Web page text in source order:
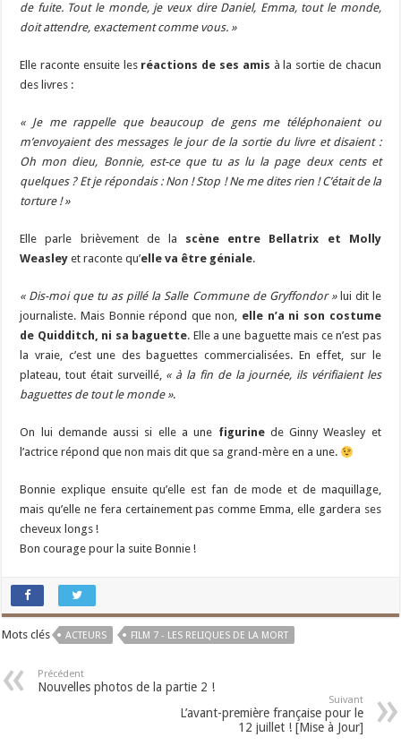
de fuite. Tout le monde, je veux dire Daniel, Emma, tout le monde,
doit attendre, exactement comme vous. »
Elle raconte ensuite les réactions de ses amis à la sortie de chacun
des livres :
« Je me rappelle que beaucoup de gens me téléphonaient ou
m’envoyaient des messages le jour de la sortie du livre et disaient :
Oh mon dieu, Bonnie, est-ce que tu as lu la page deux cents et
quelques ? Et je répondais : Non ! Stop ! Ne me dites rien ! C’était de la
torture ! »
Elle parle brièvement de la scène entre Bellatrix et Molly
Weasley et raconte qu’elle va être géniale.
« Dis-moi que tu as pillé la Salle Commune de Gryffondor »lui dit le
journaliste. Mais Bonnie répond que non, elle n’a ni son costume
de Quidditch, ni sa baguette. Elle a une baguette mais ce n’est pas
la vraie, c’est une des baguettes commercialisées. En effet, sur le
plateau, tout était surveillé, « à la fin de la journée, ils vérifiaient les
baguettes de tout le monde ».
On lui demande aussi si elle a une figurinede Ginny Weasley et
l’actrice répond que non mais dit que sa grand-mère en a une.
Bonnie explique ensuite qu’elle est fan de mode et de maquillage,
mais qu’elle ne fera certainement pas comme Emma, elle gardera ses
cheveux longs !
Bon courage pour la suite Bonnie !
Mots clés ACTEURS FILM 7 - LES RELIQUES DE LA MORT
Précédent
Nouvelles photos de la partie 2 !
Suivant
L’avant-première française pour le
12 juillet ! [Mise à Jour]